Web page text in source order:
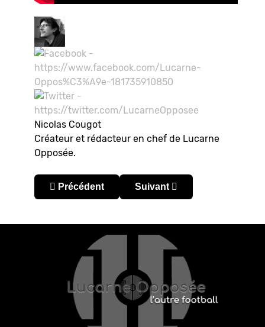
Nicolas Cougot
Créateur et rédacteur en chef de Lucarne
Opposée.
Article précédent : Sudamericano U20 2025 :
Précédent Article suivant :
Suivant